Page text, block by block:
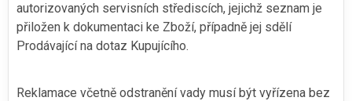
autorizovaných servisních střediscích, jejichž seznam je
přiložen k dokumentaci ke Zboží, případně jej sdělí
Prodávající na dotaz Kupujícího.
Reklamace včetně odstranění vady musí být vyřízena bez